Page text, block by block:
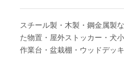
スチール製・木製・鋼金属製
た物置・屋外ストッカー・犬
作業台・盆栽棚・ウッドデッ